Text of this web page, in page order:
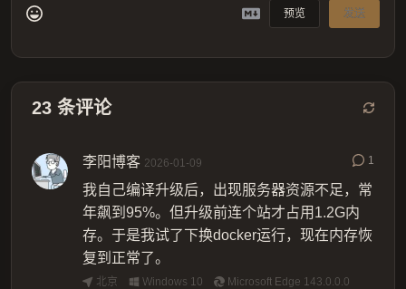
预览 发送
23 条评论
李阳博客 2026-01-09 1
我自己编译升级后，出现服务器资源不足，常
年飙到95%。但升级前连个站才占用1.2G内
存。于是我试了下换docker运行，现在内存恢
复到正常了。
北京 Windows 10 Microsoft Edge 143.0.0.0